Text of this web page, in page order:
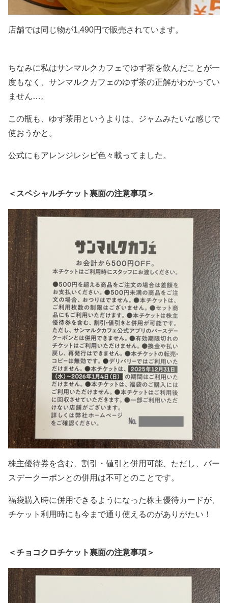
店舗では同じ物が1,490円で販売されています。
ちなみに私はサンマルクカフェでゆず茶を飲んだことが一
度もなく、サンマルクカフェのゆず茶の正解がわかってい
ません…。
この瓶も、ゆず茶用というよりは、ジャムみたいな感じで
使おうかと。
公式にもアレンジレシピ色々載ってました。
＜スペシャルチケット裏面の注意事項＞
株主優待券を含む、割引・値引と併用可能、ただし、バー
スデークーポンとの併用は不可とのことです。
福袋購入時に併用できるようになった株主優待カードが、
チケット利用時にも今まで通り使えるのがありがたい！
＜チョコクロチケット裏面の注意事項＞